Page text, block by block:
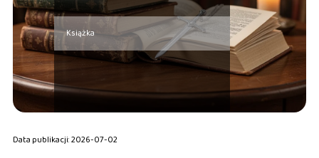
Książka
Data publikacji: 2026-07-02